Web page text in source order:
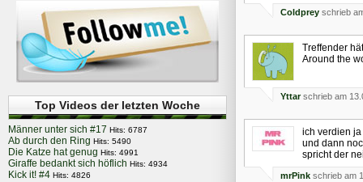
Coldprey schrieb
Treffender
Around the
Yttarschrieb am
ich verdien
und dann
spricht der
mrPink schrieb am
Top Videos der letzten Woche
Männer unter sich #17 Hits: 6787
Ab durch den Ring Hits: 5490
Die Katze hat genug Hits: 4991
Giraffe bedankt sich höflich Hits: 4934
Kick it! #4 Hits: 4826